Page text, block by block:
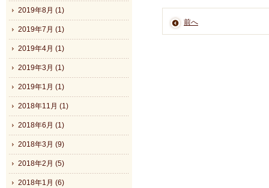
前へ
2019年8月 (1)
2019年7月 (1)
2019年4月 (1)
2019年3月 (1)
2019年1月 (1)
2018年11月 (1)
2018年6月 (1)
2018年3月 (9)
2018年2月 (5)
2018年1月 (6)